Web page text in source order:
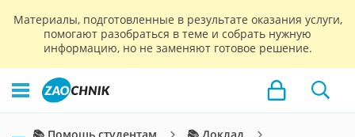
Материалы, подготовленные в результате оказания услуги,
помогают разобраться в теме и собрать нужную
информацию, но не заменяют готовое решение.